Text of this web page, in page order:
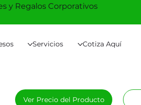
Servicios Cotiza Aquí
y Regalos Corporativos
Ver Precio del Producto